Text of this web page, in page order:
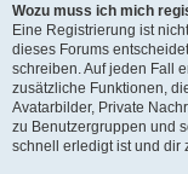
Wozu muss ich mich
Eine Registrierung ist
dieses Forums
schreiben. Auf jeden Fall
zusätzliche Funktionen,
Avatarbilder, Private
zu Benutzergruppen und
schnell erledigt ist und dir